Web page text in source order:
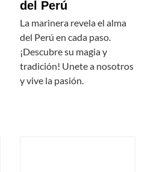
del Perú
La marinera revela el alma
del Perú en cada paso.
¡Descubre su magia y
tradición! Unete a nosotros
y vive la pasión.